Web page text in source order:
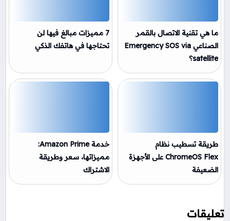
ما هي تقنية الاتصال بالقمر
الصناعي Emergency SOS via
satellite؟
7 مميزات مبالغ فيها لن
تحتاجها في هاتفك الذكي
طريقة تسطيب نظام
ChromeOS Flex على الأجهزة
الضعيفة
خدمة Amazon Prime:
مميزاتها، سعر وطريقة
الاشتراك
تعليقات